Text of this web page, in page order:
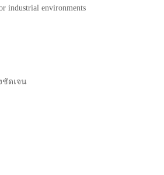
industrial environments
ชัดเจน